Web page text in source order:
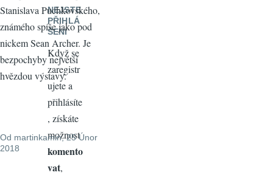
Stanislava Puchkovského,
známého spíše jako pod
nickem Sean Archer. Je
bezpochyby největší
hvězdou výstavy.
Od martinkamin, 25 Únor
2018
NEJSTE
PŘIHLÁ
ŠENI
Když se
zaregistr
ujete a
přihlásíte
, získáte
možnost
komento
vat,